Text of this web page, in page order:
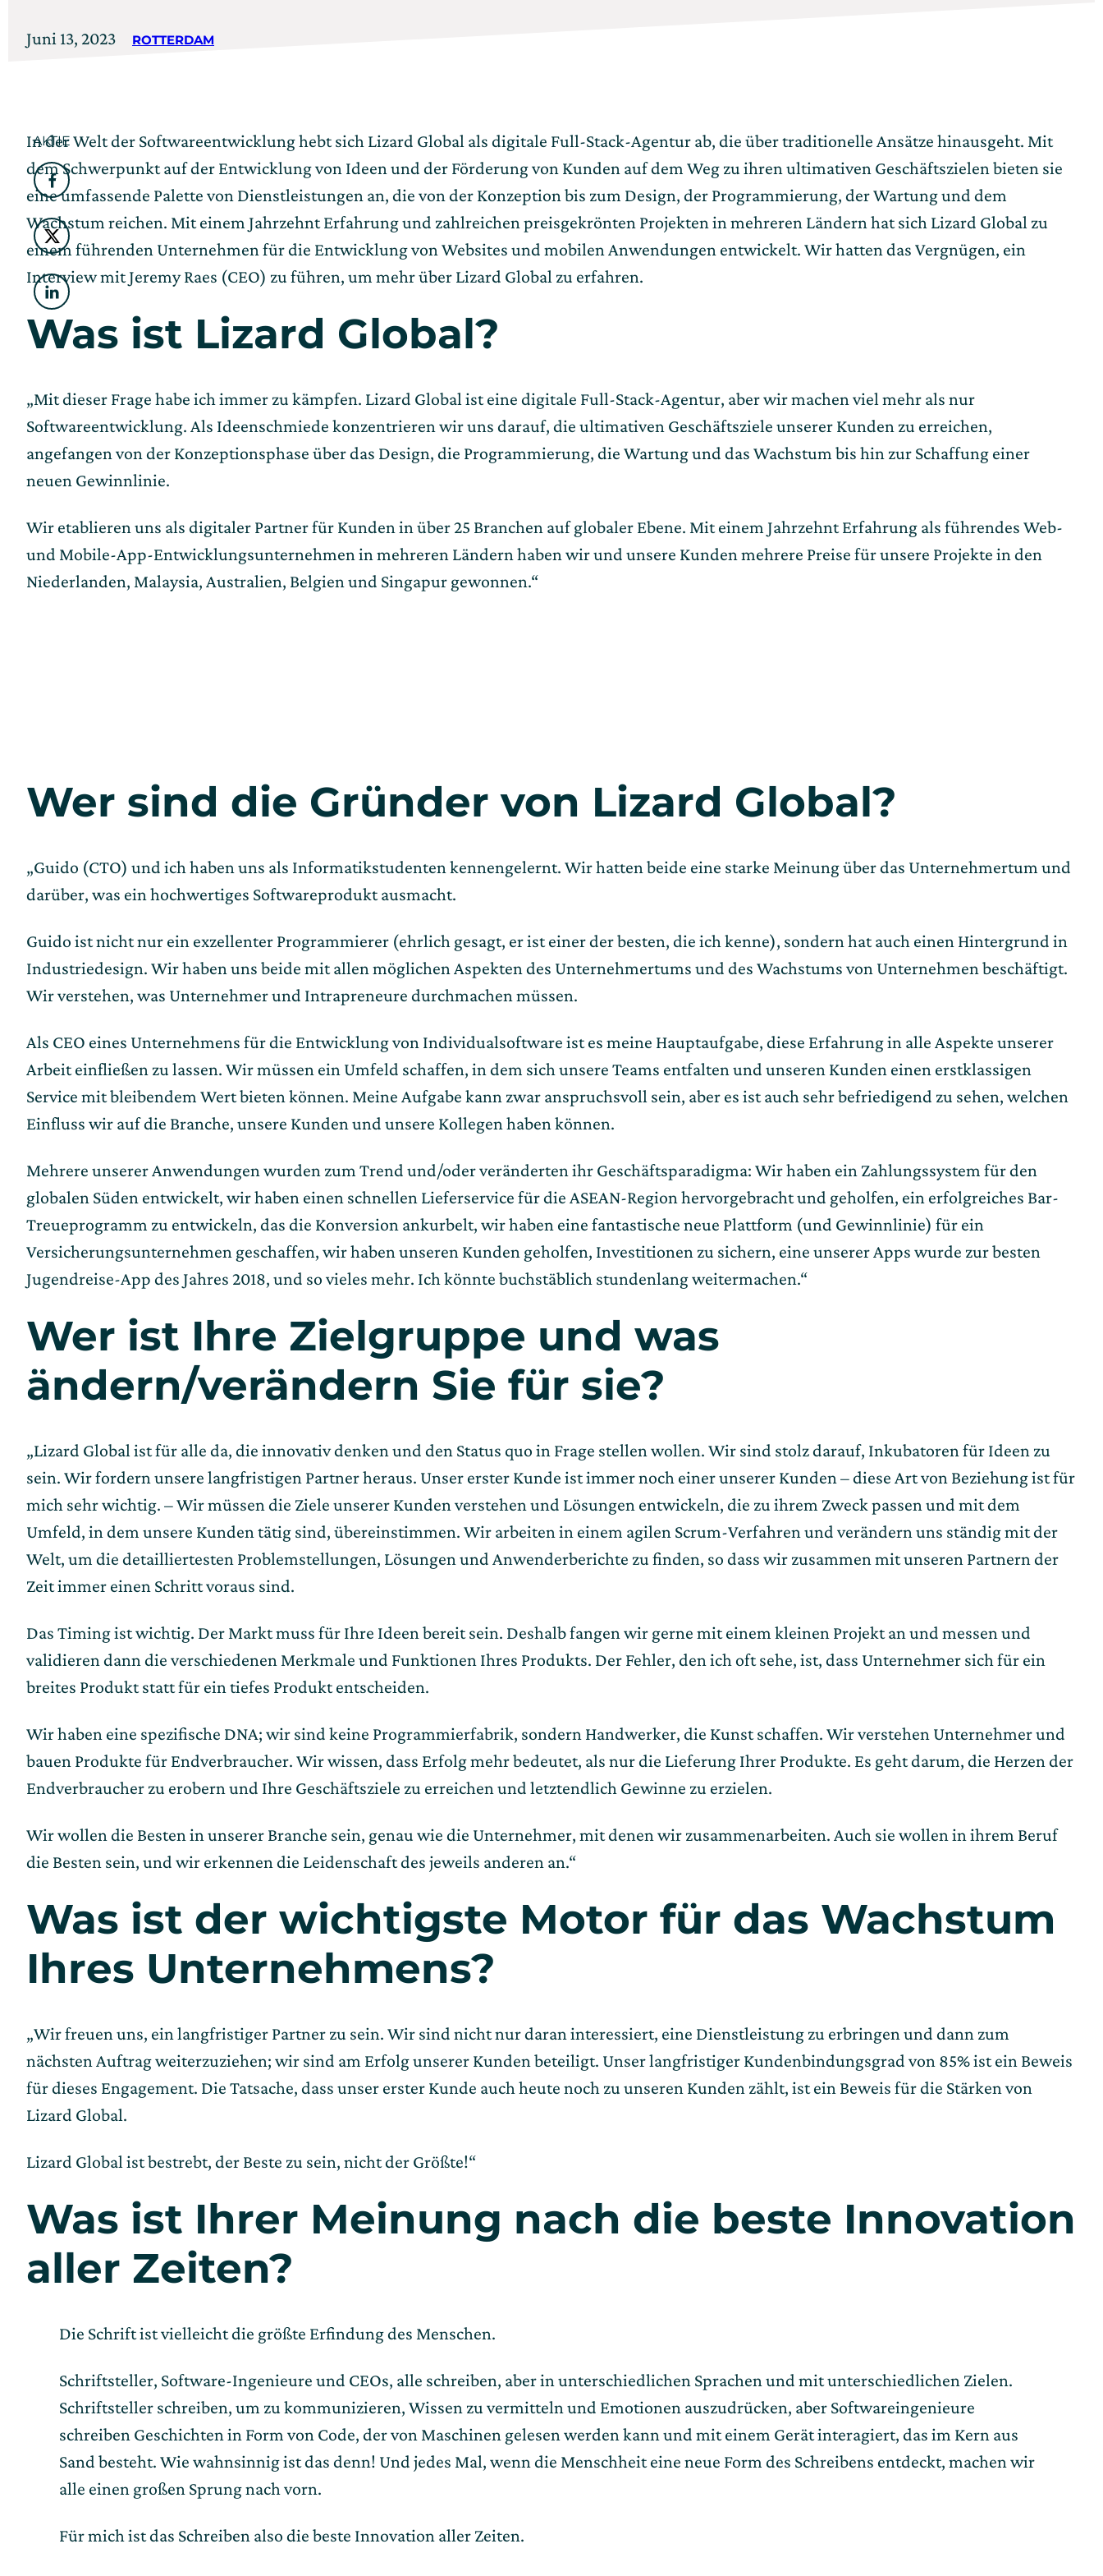
Verfasst
Juni 13, 2023
Aktualisiert
2023
ROTTERDAM
AKTIE
Facebook
Twitter
LinkedIn
In der Welt der Softwareentwicklung hebt sich Lizard Global als digitale Full-Stack-Agentur ab, die über traditionelle Ansätze hinausgeht. Mit
dem Schwerpunkt auf der Entwicklung von Ideen und der Förderung von Kunden auf dem Weg zu ihren ultimativen Geschäftszielen bieten sie
eine umfassende Palette von Dienstleistungen an, die von der Konzeption bis zum Design, der Programmierung, der Wartung und dem
Wachstum reichen. Mit einem Jahrzehnt Erfahrung und zahlreichen preisgekrönten Projekten in mehreren Ländern hat sich Lizard Global zu
einem führenden Unternehmen für die Entwicklung von Websites und mobilen Anwendungen entwickelt. Wir hatten das Vergnügen, ein
Interview mit Jeremy Raes (CEO) zu führen, um mehr über Lizard Global zu erfahren.
Was ist Lizard Global?
„Mit dieser Frage habe ich immer zu kämpfen. Lizard Global ist eine digitale Full-Stack-Agentur, aber wir machen viel mehr als nur
Softwareentwicklung. Als Ideenschmiede konzentrieren wir uns darauf, die ultimativen Geschäftsziele unserer Kunden zu erreichen,
angefangen von der Konzeptionsphase über das Design, die Programmierung, die Wartung und das Wachstum bis hin zur Schaffung einer
neuen Gewinnlinie.
Wir etablieren uns als digitaler Partner für Kunden in über 25 Branchen auf globaler Ebene. Mit einem Jahrzehnt Erfahrung als führendes Web-
und Mobile-App-Entwicklungsunternehmen in mehreren Ländern haben wir und unsere Kunden mehrere Preise für unsere Projekte in den
Niederlanden, Malaysia, Australien, Belgien und Singapur gewonnen.“
Wer sind die Gründer von Lizard Global?
„Guido (CTO) und ich haben uns als Informatikstudenten kennengelernt. Wir hatten beide eine starke Meinung über das Unternehmertum und
darüber, was ein hochwertiges Softwareprodukt ausmacht.
Guido ist nicht nur ein exzellenter Programmierer (ehrlich gesagt, er ist einer der besten, die ich kenne), sondern hat auch einen Hintergrund in
Industriedesign. Wir haben uns beide mit allen möglichen Aspekten des Unternehmertums und des Wachstums von Unternehmen beschäftigt.
Wir verstehen, was Unternehmer und Intrapreneure durchmachen müssen.
Als CEO eines Unternehmens für die Entwicklung von Individualsoftware ist es meine Hauptaufgabe, diese Erfahrung in alle Aspekte unserer
Arbeit einfließen zu lassen. Wir müssen ein Umfeld schaffen, in dem sich unsere Teams entfalten und unseren Kunden einen erstklassigen
Service mit bleibendem Wert bieten können. Meine Aufgabe kann zwar anspruchsvoll sein, aber es ist auch sehr befriedigend zu sehen, welchen
Einfluss wir auf die Branche, unsere Kunden und unsere Kollegen haben können.
Mehrere unserer Anwendungen wurden zum Trend und/oder veränderten ihr Geschäftsparadigma: Wir haben ein Zahlungssystem für den
globalen Süden entwickelt, wir haben einen schnellen Lieferservice für die ASEAN-Region hervorgebracht und geholfen, ein erfolgreiches Bar-
Treueprogramm zu entwickeln, das die Konversion ankurbelt, wir haben eine fantastische neue Plattform (und Gewinnlinie) für ein
Versicherungsunternehmen geschaffen, wir haben unseren Kunden geholfen, Investitionen zu sichern, eine unserer Apps wurde zur besten
Jugendreise-App des Jahres 2018, und so vieles mehr. Ich könnte buchstäblich stundenlang weitermachen.“
Wer ist Ihre Zielgruppe und was
ändern/verändern Sie für sie?
„Lizard Global ist für alle da, die innovativ denken und den Status quo in Frage stellen wollen. Wir sind stolz darauf, Inkubatoren für Ideen zu
sein. Wir fordern unsere langfristigen Partner heraus. Unser erster Kunde ist immer noch einer unserer Kunden – diese Art von Beziehung ist für
mich sehr wichtig. – Wir müssen die Ziele unserer Kunden verstehen und Lösungen entwickeln, die zu ihrem Zweck passen und mit dem
Umfeld, in dem unsere Kunden tätig sind, übereinstimmen. Wir arbeiten in einem agilen Scrum-Verfahren und verändern uns ständig mit der
Welt, um die detailliertesten Problemstellungen, Lösungen und Anwenderberichte zu finden, so dass wir zusammen mit unseren Partnern der
Zeit immer einen Schritt voraus sind.
Das Timing ist wichtig. Der Markt muss für Ihre Ideen bereit sein. Deshalb fangen wir gerne mit einem kleinen Projekt an und messen und
validieren dann die verschiedenen Merkmale und Funktionen Ihres Produkts. Der Fehler, den ich oft sehe, ist, dass Unternehmer sich für ein
breites Produkt statt für ein tiefes Produkt entscheiden.
Wir haben eine spezifische DNA; wir sind keine Programmierfabrik, sondern Handwerker, die Kunst schaffen. Wir verstehen Unternehmer und
bauen Produkte für Endverbraucher. Wir wissen, dass Erfolg mehr bedeutet, als nur die Lieferung Ihrer Produkte. Es geht darum, die Herzen der
Endverbraucher zu erobern und Ihre Geschäftsziele zu erreichen und letztendlich Gewinne zu erzielen.
Wir wollen die Besten in unserer Branche sein, genau wie die Unternehmer, mit denen wir zusammenarbeiten. Auch sie wollen in ihrem Beruf
die Besten sein, und wir erkennen die Leidenschaft des jeweils anderen an.“
Was ist der wichtigste Motor für das Wachstum
Ihres Unternehmens?
„Wir freuen uns, ein langfristiger Partner zu sein. Wir sind nicht nur daran interessiert, eine Dienstleistung zu erbringen und dann zum
nächsten Auftrag weiterzuziehen; wir sind am Erfolg unserer Kunden beteiligt. Unser langfristiger Kundenbindungsgrad von 85% ist ein Beweis
für dieses Engagement. Die Tatsache, dass unser erster Kunde auch heute noch zu unseren Kunden zählt, ist ein Beweis für die Stärken von
Lizard Global.
Lizard Global ist bestrebt, der Beste zu sein, nicht der Größte!“
Was ist Ihrer Meinung nach die beste Innovation
aller Zeiten?
Die Schrift ist vielleicht die größte Erfindung des Menschen.
Schriftsteller, Software-Ingenieure und CEOs, alle schreiben, aber in unterschiedlichen Sprachen und mit unterschiedlichen Zielen.
Schriftsteller schreiben, um zu kommunizieren, Wissen zu vermitteln und Emotionen auszudrücken, aber Softwareingenieure
schreiben Geschichten in Form von Code, der von Maschinen gelesen werden kann und mit einem Gerät interagiert, das im Kern aus
Sand besteht. Wie wahnsinnig ist das denn! Und jedes Mal, wenn die Menschheit eine neue Form des Schreibens entdeckt, machen wir
alle einen großen Sprung nach vorn.
Für mich ist das Schreiben also die beste Innovation aller Zeiten.